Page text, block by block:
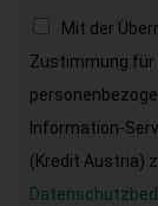
Mit der
Zustimmung für
Information-
(Kredit Austria)